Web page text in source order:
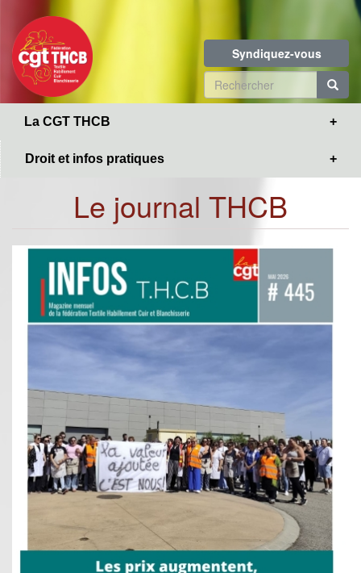
contenu
principal
Syndiquez-vous
Formulaire
de
La CGT THCB
Droit et infos pratiques
Le journal THCB